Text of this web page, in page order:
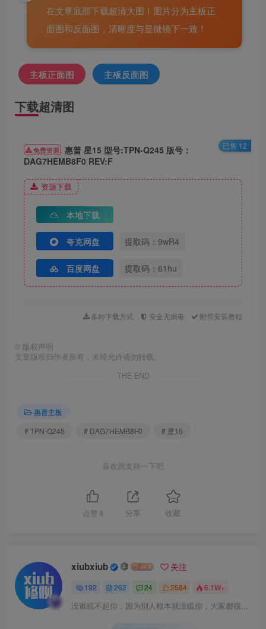
在文章底部下载超清大图！图片分为主板正
面图和反面图，清晰度与显微镜下一致！
主板正面图 主板反面图
下载超清图
已售 12
免费资源 惠普 星15 型号:TPN-Q245 版号：
DAG7HEMB8F0 REV:F
资源下载
本地下载
夸克网盘 提取码：9wR4
百度网盘 提取码：61hu
多种下载方式 安全无病毒 附带安装教程
© 版权声明
文章版权归作者所有，未经允许请勿转载。
THE END
惠普主板
# TPN-Q245
# DAG7HEMB8F0 # 星15
喜欢就支持一下吧
点赞 8 分享 收藏
xiubxiub 关注
192 262 24 2584 6.1W+